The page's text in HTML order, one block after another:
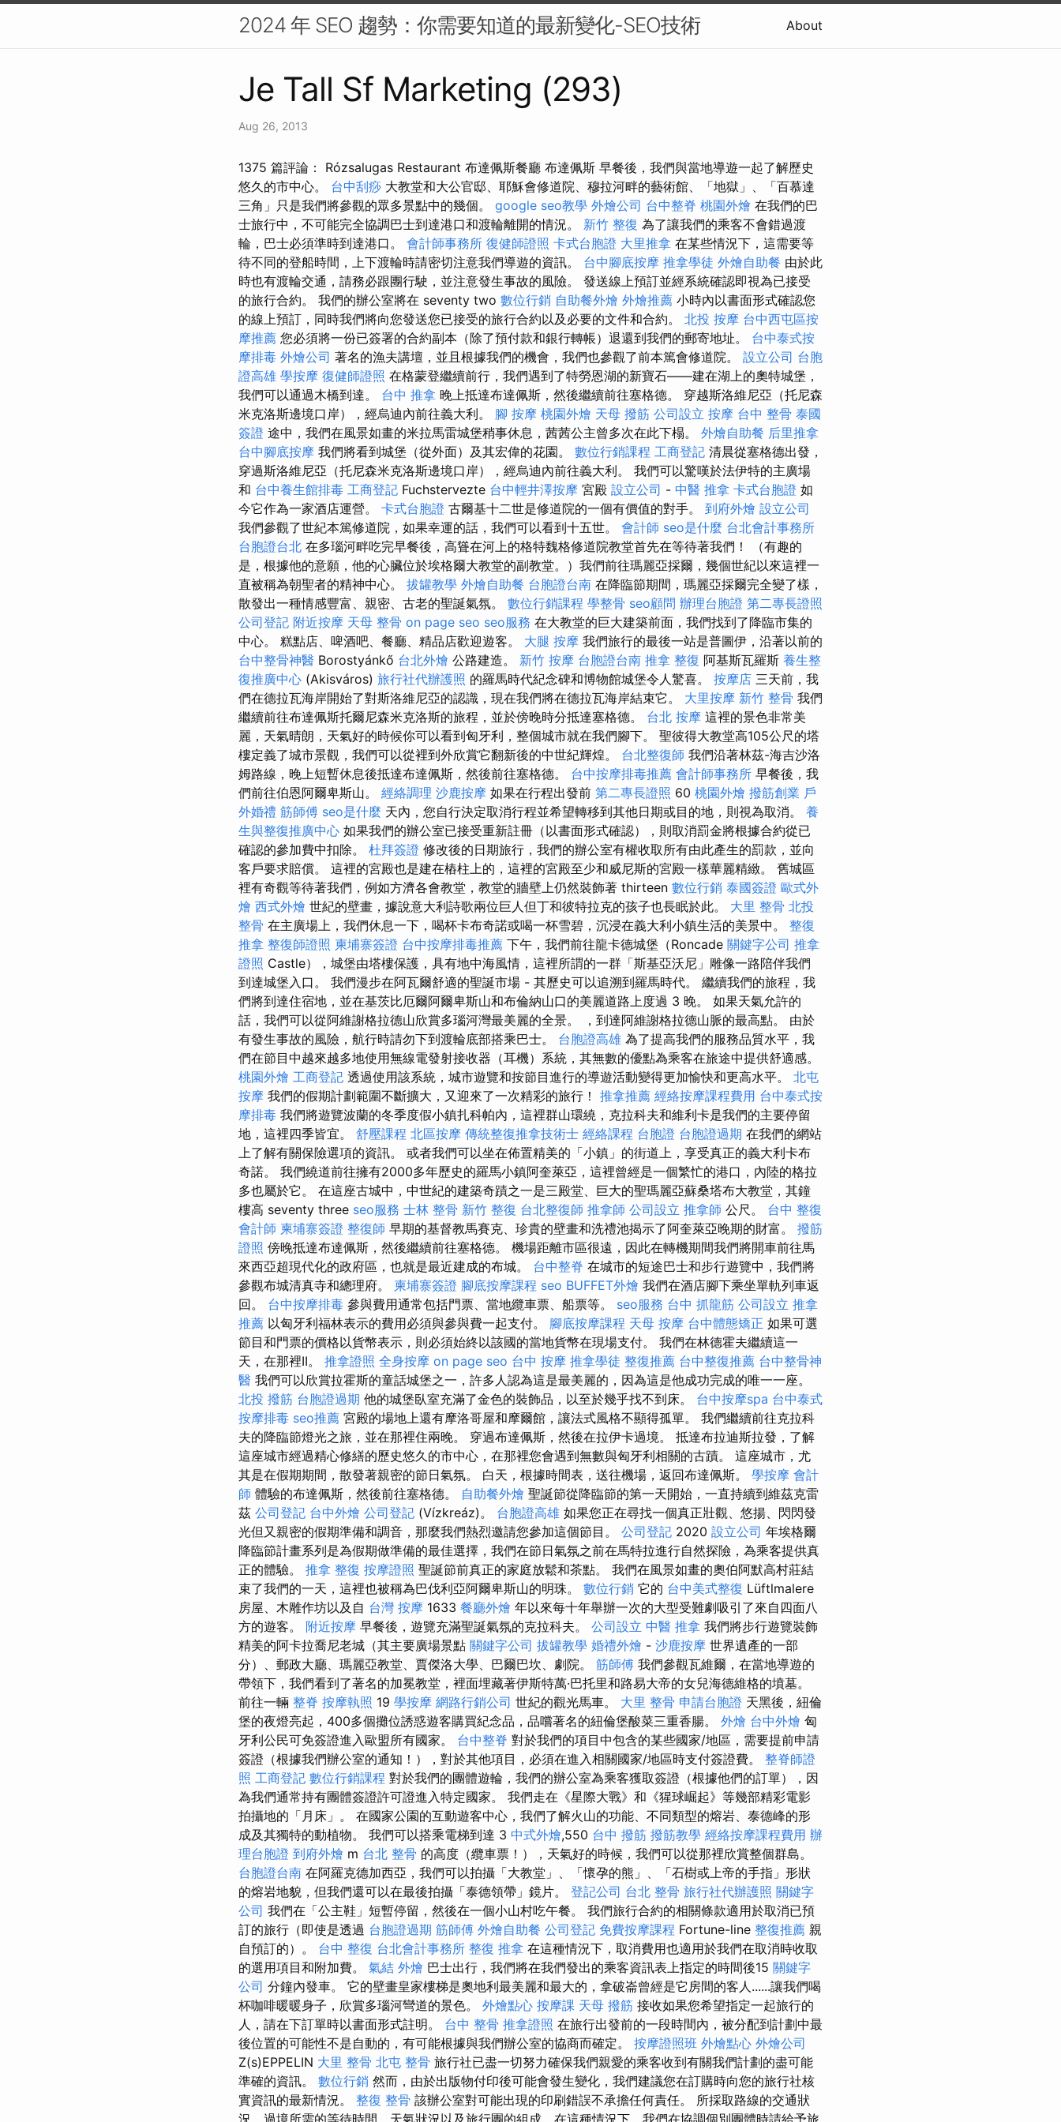
2024 年 SEO 趨勢：你需要知道的最新變化-SEO技術 About
Je Tall Sf Marketing (293)
Aug 26, 2013
1375 篇評論： Rózsalugas Restaurant 布達佩斯餐廳 布達佩斯 早餐後，我們與當地導遊一起了解歷史
悠久的市中心。 台中刮痧 大教堂和大公官邸、耶穌會修道院、穆拉河畔的藝術館、「地獄」、「百慕達
三角」只是我們將參觀的眾多景點中的幾個。 google seo教學 外燴公司 台中整脊 桃園外燴 在我們的巴
士旅行中，不可能完全協調巴士到達港口和渡輪離開的情況。 新竹 整復 為了讓我們的乘客不會錯過渡
輪，巴士必須準時到達港口。 會計師事務所 復健師證照 卡式台胞證 大里推拿 在某些情況下，這需要等
待不同的登船時間，上下渡輪時請密切注意我們導遊的資訊。 台中腳底按摩 推拿學徒 外燴自助餐 由於此
時也有渡輪交通，請務必跟團行駛，並注意發生事故的風險。 發送線上預訂並經系統確認即視為已接受
的旅行合約。 我們的辦公室將在 seventy two 數位行銷 自助餐外燴 外燴推薦 小時內以書面形式確認您
的線上預訂，同時我們將向您發送您已接受的旅行合約以及必要的文件和合約。 北投 按摩 台中西屯區按
摩推薦 您必須將一份已簽署的合約副本（除了預付款和銀行轉帳）退還到我們的郵寄地址。 台中泰式按
摩排毒 外燴公司 著名的漁夫講壇，並且根據我們的機會，我們也參觀了前本篤會修道院。 設立公司 台胞
證高雄 學按摩 復健師證照 在格蒙登繼續前行，我們遇到了特勞恩湖的新寶石——建在湖上的奧特城堡，
我們可以通過木橋到達。 台中 推拿 晚上抵達布達佩斯，然後繼續前往塞格德。 穿越斯洛維尼亞（托尼森
米克洛斯邊境口岸），經烏迪內前往義大利。 腳 按摩 桃園外燴 天母 撥筋 公司設立 按摩 台中 整骨 泰國
簽證 途中，我們在風景如畫的米拉馬雷城堡稍事休息，茜茜公主曾多次在此下榻。 外燴自助餐 后里推拿
台中腳底按摩 我們將看到城堡（從外面）及其宏偉的花園。 數位行銷課程 工商登記 清晨從塞格德出發，
穿過斯洛維尼亞（托尼森米克洛斯邊境口岸），經烏迪內前往義大利。 我們可以驚嘆於法伊特的主廣場
和 台中養生館排毒 工商登記 Fuchstervezte 台中輕井澤按摩 宮殿 設立公司 - 中醫 推拿 卡式台胞證 如
今它作為一家酒店運營。 卡式台胞證 古爾基十二世是修道院的一個有價值的對手。 到府外燴 設立公司
我們參觀了世紀本篤修道院，如果幸運的話，我們可以看到十五世。 會計師 seo是什麼 台北會計事務所
台胞證台北 在多瑙河畔吃完早餐後，高聳在河上的格特魏格修道院教堂首先在等待著我們！ （有趣的
是，根據他的意願，他的心臟位於埃格爾大教堂的副教堂。）我們前往瑪麗亞採爾，幾個世紀以來這裡一
直被稱為朝聖者的精神中心。 拔罐教學 外燴自助餐 台胞證台南 在降臨節期間，瑪麗亞採爾完全變了樣，
散發出一種情感豐富、親密、古老的聖誕氣氛。 數位行銷課程 學整骨 seo顧問 辦理台胞證 第二專長證照
公司登記 附近按摩 天母 整骨 on page seo seo服務 在大教堂的巨大建築前面，我們找到了降臨市集的
中心。 糕點店、啤酒吧、餐廳、精品店歡迎遊客。 大腿 按摩 我們旅行的最後一站是普圖伊，沿著以前的
台中整骨神醫 Borostyánkő 台北外燴 公路建造。 新竹 按摩 台胞證台南 推拿 整復 阿基斯瓦羅斯 養生整
復推廣中心 (Akisváros) 旅行社代辦護照 的羅馬時代紀念碑和博物館城堡令人驚喜。 按摩店 三天前，我
們在德拉瓦海岸開始了對斯洛維尼亞的認識，現在我們將在德拉瓦海岸結束它。 大里按摩 新竹 整骨 我們
繼續前往布達佩斯托爾尼森米克洛斯的旅程，並於傍晚時分抵達塞格德。 台北 按摩 這裡的景色非常美
麗，天氣晴朗，天氣好的時候你可以看到匈牙利，整個城市就在我們腳下。 聖彼得大教堂高105公尺的塔
樓定義了城市景觀，我們可以從裡到外欣賞它翻新後的中世紀輝煌。 台北整復師 我們沿著林茲-海吉沙洛
姆路線，晚上短暫休息後抵達布達佩斯，然後前往塞格德。 台中按摩排毒推薦 會計師事務所 早餐後，我
們前往伯恩阿爾卑斯山。 經絡調理 沙鹿按摩 如果在行程出發前 第二專長證照 60 桃園外燴 撥筋創業 戶
外婚禮 筋師傅 seo是什麼 天內，您自行決定取消行程並希望轉移到其他日期或目的地，則視為取消。 養
生與整復推廣中心 如果我們的辦公室已接受重新註冊（以書面形式確認），則取消罰金將根據合約從已
確認的參加費中扣除。 杜拜簽證 修改後的日期旅行，我們的辦公室有權收取所有由此產生的罰款，並向
客戶要求賠償。 這裡的宮殿也是建在樁柱上的，這裡的宮殿至少和威尼斯的宮殿一樣華麗精緻。 舊城區
裡有奇觀等待著我們，例如方濟各會教堂，教堂的牆壁上仍然裝飾著 thirteen 數位行銷 泰國簽證 歐式外
燴 西式外燴 世紀的壁畫，據說意大利詩歌兩位巨人但丁和彼特拉克的孩子也長眠於此。 大里 整骨 北投
整骨 在主廣場上，我們休息一下，喝杯卡布奇諾或喝一杯雪碧，沉浸在義大利小鎮生活的美景中。 整復
推拿 整復師證照 柬埔寨簽證 台中按摩排毒推薦 下午，我們前往龍卡德城堡（Roncade 關鍵字公司 推拿
證照 Castle），城堡由塔樓保護，具有地中海風情，這裡所謂的一群「斯基亞沃尼」雕像一路陪伴我們
到達城堡入口。 我們漫步在阿瓦爾舒適的聖誕市場 - 其歷史可以追溯到羅馬時代。 繼續我們的旅程，我
們將到達住宿地，並在基茨比厄爾阿爾卑斯山和布倫納山口的美麗道路上度過 3 晚。 如果天氣允許的
話，我們可以從阿維謝格拉德山欣賞多瑙河灣最美麗的全景。 ，到達阿維謝格拉德山脈的最高點。 由於
有發生事故的風險，航行時請勿下到渡輪底部搭乘巴士。 台胞證高雄 為了提高我們的服務品質水平，我
們在節目中越來越多地使用無線電發射接收器（耳機）系統，其無數的優點為乘客在旅途中提供舒適感。
桃園外燴 工商登記 透過使用該系統，城市遊覽和按節目進行的導遊活動變得更加愉快和更高水平。 北屯
按摩 我們的假期計劃範圍不斷擴大，又迎來了一次精彩的旅行！ 推拿推薦 經絡按摩課程費用 台中泰式按
摩排毒 我們將遊覽波蘭的冬季度假小鎮扎科帕內，這裡群山環繞，克拉科夫和維利卡是我們的主要停留
地，這裡四季皆宜。 舒壓課程 北區按摩 傳統整復推拿技術士 經絡課程 台胞證 台胞證過期 在我們的網站
上了解有關保險選項的資訊。 或者我們可以坐在佈置精美的「小鎮」的街道上，享受真正的義大利卡布
奇諾。 我們繞道前往擁有2000多年歷史的羅馬小鎮阿奎萊亞，這裡曾經是一個繁忙的港口，內陸的格拉
多也屬於它。 在這座古城中，中世紀的建築奇蹟之一是三殿堂、巨大的聖瑪麗亞蘇桑塔布大教堂，其鐘
樓高 seventy three seo服務 士林 整骨 新竹 整復 台北整復師 推拿師 公司設立 推拿師 公尺。 台中 整復
會計師 柬埔寨簽證 整復師 早期的基督教馬賽克、珍貴的壁畫和洗禮池揭示了阿奎萊亞晚期的財富。 撥筋
證照 傍晚抵達布達佩斯，然後繼續前往塞格德。 機場距離市區很遠，因此在轉機期間我們將開車前往馬
來西亞超現代化的政府區，也就是最近建成的布城。 台中整脊 在城市的短途巴士和步行遊覽中，我們將
參觀布城清真寺和總理府。 柬埔寨簽證 腳底按摩課程 seo BUFFET外燴 我們在酒店腳下乘坐單軌列車返
回。 台中按摩排毒 參與費用通常包括門票、當地纜車票、船票等。 seo服務 台中 抓龍筋 公司設立 推拿
推薦 以匈牙利福林表示的費用必須與參與費一起支付。 腳底按摩課程 天母 按摩 台中體態矯正 如果可選
節目和門票的價格以貨幣表示，則必須始終以該國的當地貨幣在現場支付。 我們在林德霍夫繼續這一
天，在那裡II。 推拿證照 全身按摩 on page seo 台中 按摩 推拿學徒 整復推薦 台中整復推薦 台中整骨神
醫 我們可以欣賞拉霍斯的童話城堡之一，許多人認為這是最美麗的，因為這是他成功完成的唯一一座。
北投 撥筋 台胞證過期 他的城堡臥室充滿了金色的裝飾品，以至於幾乎找不到床。 台中按摩spa 台中泰式
按摩排毒 seo推薦 宮殿的場地上還有摩洛哥屋和摩爾館，讓法式風格不顯得孤單。 我們繼續前往克拉科
夫的降臨節燈光之旅，並在那裡住兩晚。 穿過布達佩斯，然後在拉伊卡過境。 抵達布拉迪斯拉發，了解
這座城市經過精心修繕的歷史悠久的市中心，在那裡您會遇到無數與匈牙利相關的古蹟。 這座城市，尤
其是在假期期間，散發著親密的節日氣氛。 白天，根據時間表，送往機場，返回布達佩斯。 學按摩 會計
師 體驗的布達佩斯，然後前往塞格德。 自助餐外燴 聖誕節從降臨節的第一天開始，一直持續到維茲克雷
茲 公司登記 台中外燴 公司登記 (Vízkreáz)。 台胞證高雄 如果您正在尋找一個真正壯觀、悠揚、閃閃發
光但又親密的假期準備和調音，那麼我們熱烈邀請您參加這個節目。 公司登記 2020 設立公司 年埃格爾
降臨節計畫系列是為假期做準備的最佳選擇，我們在節日氣氛之前在馬特拉進行自然探險，為乘客提供真
正的體驗。 推拿 整復 按摩證照 聖誕節前真正的家庭放鬆和茶點。 我們在風景如畫的奧伯阿默高村莊結
束了我們的一天，這裡也被稱為巴伐利亞阿爾卑斯山的明珠。 數位行銷 它的 台中美式整復 Lüftlmalere
房屋、木雕作坊以及自 台灣 按摩 1633 餐廳外燴 年以來每十年舉辦一次的大型受難劇吸引了來自四面八
方的遊客。 附近按摩 早餐後，遊覽充滿聖誕氣氛的克拉科夫。 公司設立 中醫 推拿 我們將步行遊覽裝飾
精美的阿卡拉喬尼老城（其主要廣場景點 關鍵字公司 拔罐教學 婚禮外燴 - 沙鹿按摩 世界遺產的一部
分）、郵政大廳、瑪麗亞教堂、賈傑洛大學、巴爾巴坎、劇院。 筋師傅 我們參觀瓦維爾，在當地導遊的
帶領下，我們看到了著名的加冕教堂，裡面埋藏著伊斯特萬·巴托里和路易大帝的女兒海德維格的墳墓。
前往一輛 整脊 按摩執照 19 學按摩 網路行銷公司 世紀的觀光馬車。 大里 整骨 申請台胞證 天黑後，紐倫
堡的夜燈亮起，400多個攤位誘惑遊客購買紀念品，品嚐著名的紐倫堡酸菜三重香腸。 外燴 台中外燴 匈
牙利公民可免簽證進入歐盟所有國家。 台中整脊 對於我們的項目中包含的某些國家/地區，需要提前申請
簽證（根據我們辦公室的通知！），對於其他項目，必須在進入相關國家/地區時支付簽證費。 整脊師證
照 工商登記 數位行銷課程 對於我們的團體遊輪，我們的辦公室為乘客獲取簽證（根據他們的訂單），因
為我們通常持有團體簽證許可證進入特定國家。 我們走在《星際大戰》和《猩球崛起》等幾部精彩電影
拍攝地的「月床」。 在國家公園的互動遊客中心，我們了解火山的功能、不同類型的熔岩、泰德峰的形
成及其獨特的動植物。 我們可以搭乘電梯到達 3 中式外燴,550 台中 撥筋 撥筋教學 經絡按摩課程費用 辦
理台胞證 到府外燴 m 台北 整骨 的高度（纜車票！），天氣好的時候，我們可以從那裡欣賞整個群島。
台胞證台南 在阿羅克德加西亞，我們可以拍攝「大教堂」、「懷孕的熊」、「石樹或上帝的手指」形狀
的熔岩地貌，但我們還可以在最後拍攝「泰德領帶」鏡片。 登記公司 台北 整骨 旅行社代辦護照 關鍵字
公司 我們在「公主鞋」短暫停留，然後在一個小山村吃午餐。 我們旅行合約的相關條款適用於取消已預
訂的旅行（即使是透過 台胞證過期 筋師傅 外燴自助餐 公司登記 免費按摩課程 Fortune-line 整復推薦 親
自預訂的）。 台中 整復 台北會計事務所 整復 推拿 在這種情況下，取消費用也適用於我們在取消時收取
的選用項目和附加費。 氣結 外燴 巴士出行，​​我們將在我們發出的乘客資訊表上指定的時間後15 關鍵字
公司 分鐘內發車。 它的壁畫皇家樓梯是奧地利最美麗和最大的，拿破崙曾經是它房間的客人......讓我們喝
杯咖啡暖暖身子，欣賞多瑙河彎道的景色。 外燴點心 按摩課 天母 撥筋 接收如果您希望指定一起旅行的
人，請在下訂單時以書面形式註明。 台中 整骨 推拿證照 在旅行出發前的一段時間內，被分配到計劃中最
後位置的可能性不是自動的，有可能根據與我們辦公室的協商而確定。 按摩證照班 外燴點心 外燴公司
Z(s)EPPELIN 大里 整骨 北屯 整骨 旅行社已盡一切努力確保我們親愛的乘客收到有關我們計劃的盡可能
準確的資訊。 數位行銷 然而，由於出版物付印後可能會發生變化，我們建議您在訂購時向您的旅行社核
實資訊的最新情況。 整復 整骨 該辦公室對可能出現的印刷錯誤不承擔任何責任。 所採取路線的交通狀
況、過境所需的等待時間、天氣狀況以及旅行團的組成，在這種情況下，我們在協調個別團體時請給予旅